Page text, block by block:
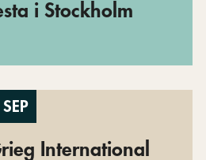
i Stockholm
International